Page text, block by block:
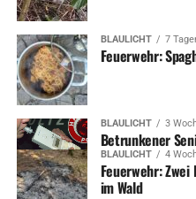
BLAULICHT 7
Feuerwehr:
BLAULICHT 3
Betrunkener
BLAULICHT 4
Feuerwehr:
im Wald